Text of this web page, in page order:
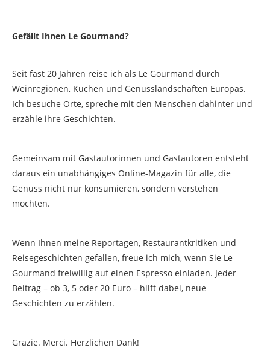
Gefällt Ihnen Le Gourmand?
Seit fast 20 Jahren reise ich als Le Gourmand durch
Weinregionen, Küchen und Genusslandschaften Europas.
Ich besuche Orte, spreche mit den Menschen dahinter und
erzähle ihre Geschichten.
Gemeinsam mit Gastautorinnen und Gastautoren entsteht
daraus ein unabhängiges Online-Magazin für alle, die
Genuss nicht nur konsumieren, sondern verstehen
möchten.
Wenn Ihnen meine Reportagen, Restaurantkritiken und
Reisegeschichten gefallen, freue ich mich, wenn Sie Le
Gourmand freiwillig auf einen Espresso einladen. Jeder
Beitrag – ob 3, 5 oder 20 Euro – hilft dabei, neue
Geschichten zu erzählen.
Grazie. Merci. Herzlichen Dank!